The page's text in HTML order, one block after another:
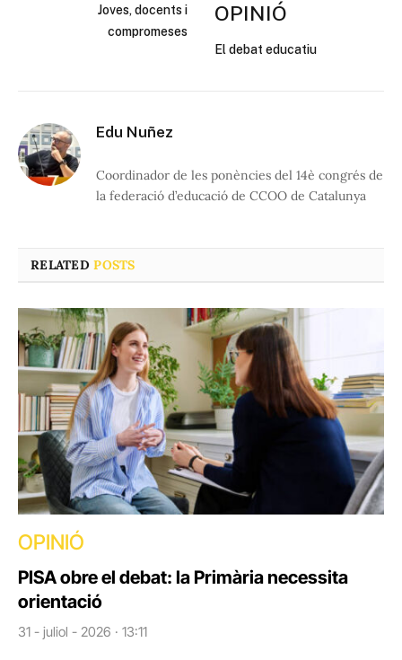
Joves, docents i
compromeses
OPINIÓ
El debat educatiu
Edu Nuñez
Coordinador de les ponències del 14è congrés de
la federació d’educació de CCOO de Catalunya
RELATEDPOSTS
OPINIÓ
PISA obre el debat: la Primària necessita
orientació
31 - juliol - 2026 · 13:11